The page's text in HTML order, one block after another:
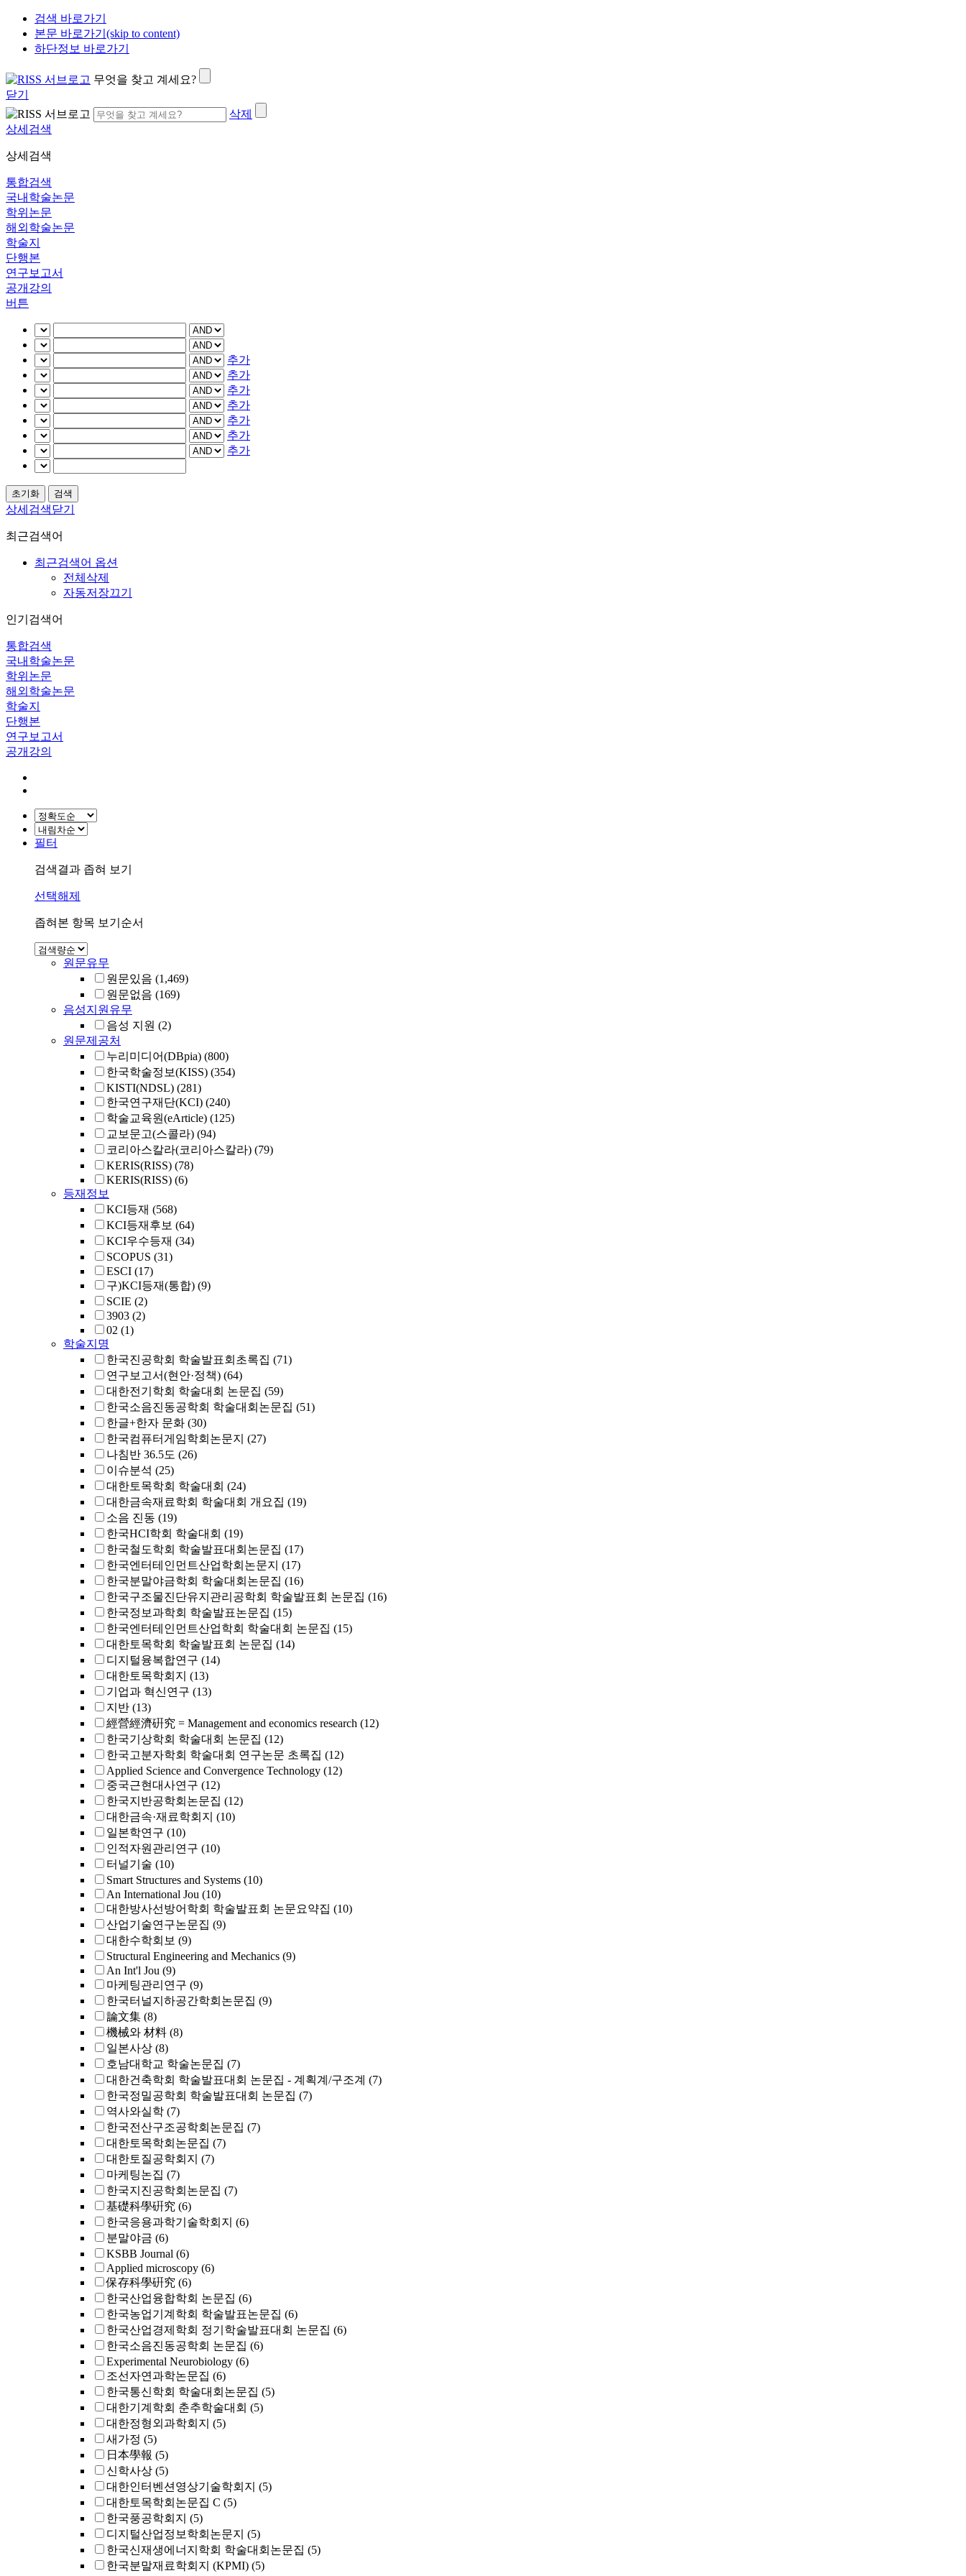
검색 바로가기
본문 바로가기(skip to content)
하단정보 바로가기
무엇을 찾고 계세요?
닫기
삭제
상세검색
상세검색
통합검색
국내학술논문
학위논문
해외학술논문
학술지
단행본
연구보고서
공개강의
버튼
추가
추가
추가
추가
추가
추가
추가
상세검색닫기
최근검색어
최근검색어 옵션
전체삭제
자동저장끄기
인기검색어
통합검색
국내학술논문
학위논문
해외학술논문
학술지
단행본
연구보고서
공개강의
필터
검색결과 좁혀 보기
선택해제
좁혀본 항목 보기순서
원문유무
원문있음 (1,469)
원문없음 (169)
음성지원유무
음성 지원 (2)
원문제공처
누리미디어(DBpia) (800)
한국학술정보(KISS) (354)
KISTI(NDSL) (281)
한국연구재단(KCI) (240)
학술교육원(eArticle) (125)
교보문고(스콜라) (94)
코리아스칼라(코리아스칼라) (79)
KERIS(RISS) (78)
KERIS(RISS) (6)
등재정보
KCI등재 (568)
KCI등재후보 (64)
KCI우수등재 (34)
SCOPUS (31)
ESCI (17)
구)KCI등재(통합) (9)
SCIE (2)
3903 (2)
02 (1)
학술지명
한국진공학회 학술발표회초록집 (71)
연구보고서(현안·정책) (64)
대한전기학회 학술대회 논문집 (59)
한국소음진동공학회 학술대회논문집 (51)
한글+한자 문화 (30)
한국컴퓨터게임학회논문지 (27)
나침반 36.5도 (26)
이슈분석 (25)
대한토목학회 학술대회 (24)
대한금속재료학회 학술대회 개요집 (19)
소음 진동 (19)
한국HCI학회 학술대회 (19)
한국철도학회 학술발표대회논문집 (17)
한국엔터테인먼트산업학회논문지 (17)
한국분말야금학회 학술대회논문집 (16)
한국구조물진단유지관리공학회 학술발표회 논문집 (16)
한국정보과학회 학술발표논문집 (15)
한국엔터테인먼트산업학회 학술대회 논문집 (15)
대한토목학회 학술발표회 논문집 (14)
디지털융복합연구 (14)
대한토목학회지 (13)
기업과 혁신연구 (13)
지반 (13)
經營經濟硏究 = Management and economics research (12)
한국기상학회 학술대회 논문집 (12)
한국고분자학회 학술대회 연구논문 초록집 (12)
Applied Science and Convergence Technology (12)
중국근현대사연구 (12)
한국지반공학회논문집 (12)
대한금속·재료학회지 (10)
일본학연구 (10)
인적자원관리연구 (10)
터널기술 (10)
Smart Structures and Systems (10)
An International Jou (10)
대한방사선방어학회 학술발표회 논문요약집 (10)
산업기술연구논문집 (9)
대한수학회보 (9)
Structural Engineering and Mechanics (9)
An Int'l Jou (9)
마케팅관리연구 (9)
한국터널지하공간학회논문집 (9)
論文集 (8)
機械와 材料 (8)
일본사상 (8)
호남대학교 학술논문집 (7)
대한건축학회 학술발표대회 논문집 - 계획계/구조계 (7)
한국정밀공학회 학술발표대회 논문집 (7)
역사와실학 (7)
한국전산구조공학회논문집 (7)
대한토목학회논문집 (7)
대한토질공학회지 (7)
마케팅논집 (7)
한국지진공학회논문집 (7)
基礎科學硏究 (6)
한국응용과학기술학회지 (6)
분말야금 (6)
KSBB Journal (6)
Applied microscopy (6)
保存科學硏究 (6)
한국산업융합학회 논문집 (6)
한국농업기계학회 학술발표논문집 (6)
한국산업경제학회 정기학술발표대회 논문집 (6)
한국소음진동공학회 논문집 (6)
Experimental Neurobiology (6)
조선자연과학논문집 (6)
한국통신학회 학술대회논문집 (5)
대한기계학회 춘추학술대회 (5)
대한정형외과학회지 (5)
새가정 (5)
日本學報 (5)
신학사상 (5)
대한인터벤션영상기술학회지 (5)
대한토목학회논문집 C (5)
한국풍공학회지 (5)
디지털산업정보학회논문지 (5)
한국신재생에너지학회 학술대회논문집 (5)
한국분말재료학회지 (KPMI) (5)